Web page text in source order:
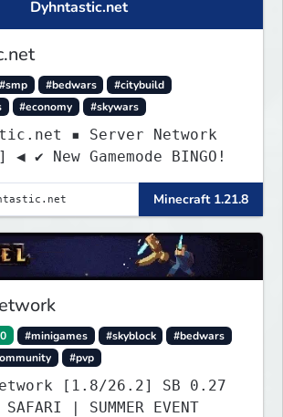
Dyhntastic.net
#smp #bedwars
#citybuild
#economy #skywars
▪ Server Network
✔ New Gamemode BINGO!
Minecraft 1.21.8
0 #minigames #skyblock
#bedwars
#pvp
[1.8/26.2] SB 0.27
SAFARI | SUMMER EVENT